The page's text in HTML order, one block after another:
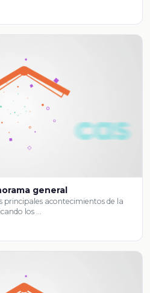
general
acontecimientos de la
los …